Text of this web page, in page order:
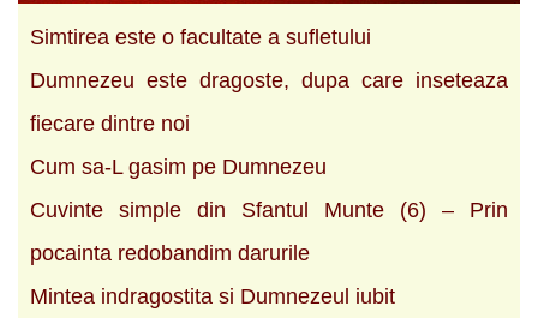
Simtirea este o facultate a sufletului
Dumnezeu este dragoste, dupa care in­seteaza
fiecare dintre noi
Cum sa-L gasim pe Dumnezeu
Cuvinte simple din Sfantul Munte (6) – Prin
pocainta redobandim darurile
Mintea indragostita si Dumnezeul iubit